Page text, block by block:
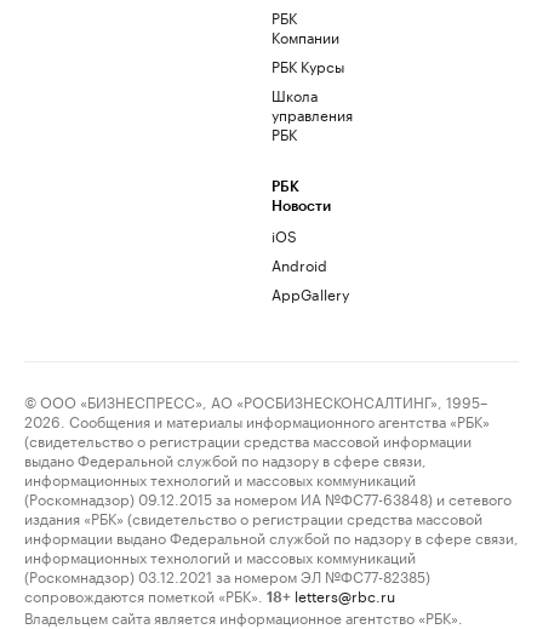
РБК
Компании
РБК Курсы
Школа
управления
РБК
РБК
Новости
iOS
Android
AppGallery
© ООО «БИЗНЕСПРЕСС», АО «РОСБИЗНЕСКОНСАЛТИНГ», 1995–
2026. Сообщения и материалы информационного агентства «РБК»
(свидетельство о регистрации средства массовой информации
выдано Федеральной службой по надзору в сфере связи,
информационных технологий и массовых коммуникаций
(Роскомнадзор) 09.12.2015 за номером ИА №ФС77-63848) и сетевого
издания «РБК» (свидетельство о регистрации средства массовой
информации выдано Федеральной службой по надзору в сфере связи,
информационных технологий и массовых коммуникаций
(Роскомнадзор) 03.12.2021 за номером ЭЛ №ФС77-82385)
сопровождаются пометкой «РБК».
18+ letters@rbc.ru
Владельцем сайта является информационное агентство «РБК».